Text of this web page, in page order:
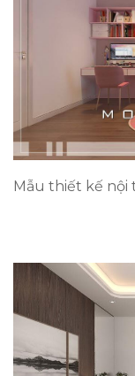
Mẫu thiết kế nội